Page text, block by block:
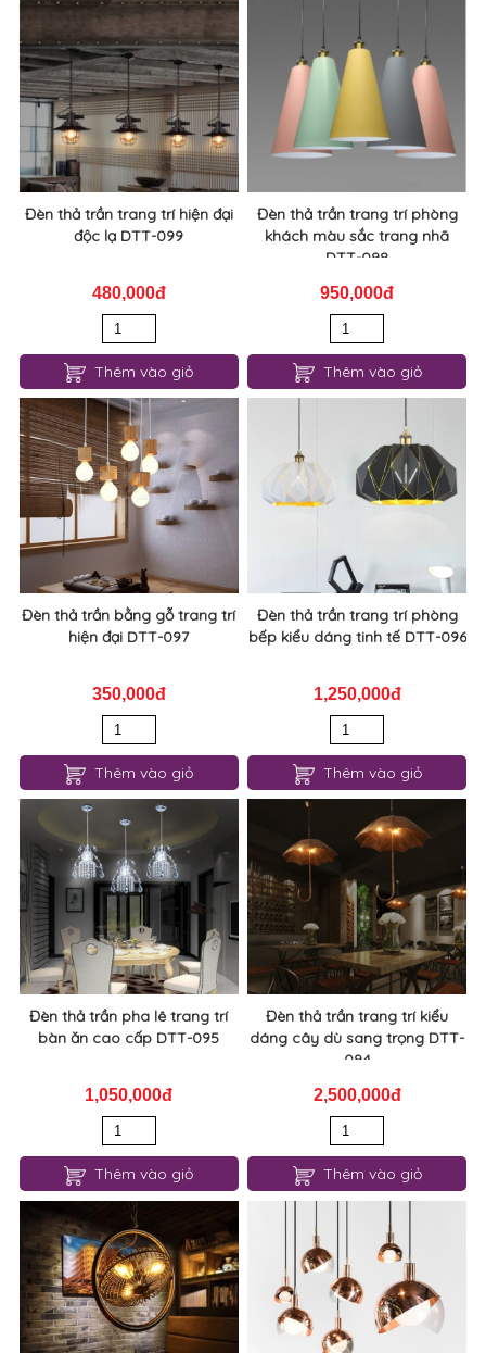
Đèn thả trần trang trí hiện đại
độc lạ DTT-099
480,000đ
Thêm vào giỏ
Đèn thả trần trang trí phòng
khách màu sắc trang nhã
DTT-098
950,000đ
Thêm vào giỏ
Đèn thả trần bằng gỗ trang trí
hiện đại DTT-097
350,000đ
Thêm vào giỏ
Đèn thả trần trang trí phòng
bếp kiểu dáng tinh tế DTT-096
1,250,000đ
Thêm vào giỏ
Đèn thả trần pha lê trang trí
bàn ăn cao cấp DTT-095
1,050,000đ
Thêm vào giỏ
Đèn thả trần trang trí kiểu
dáng cây dù sang trọng DTT-
094
2,500,000đ
Thêm vào giỏ